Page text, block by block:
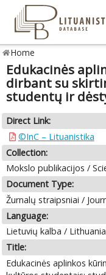
Home
Edukacinės
dirbant su
studentų ir
Direct Link:
©InC – Lituanistika
Collection:
Mokslo publikacijos /
Document Type:
Žurnalų straipsniai /
Language:
Lietuvių kalba /
Title:
Edukacinės aplinkos